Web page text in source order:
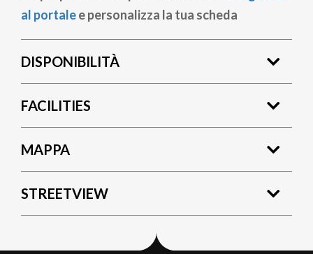
al portalee personalizza la tua scheda
DISPONIBILITÀ
FACILITIES
MAPPA
STREETVIEW